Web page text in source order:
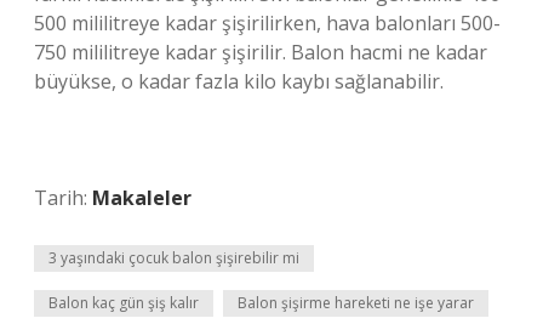
500 mililitreye kadar şişirilirken, hava balonları 500-
750 mililitreye kadar şişirilir. Balon hacmi ne kadar
büyükse, o kadar fazla kilo kaybı sağlanabilir.
Tarih: Makaleler
3 yaşındaki çocuk balon şişirebilir mi
Balon kaç gün şiş kalır Balon şişirme hareketi ne işe yarar